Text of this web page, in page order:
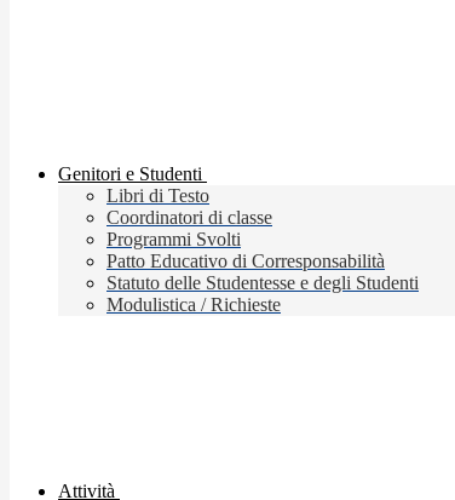
Genitori e Studenti
Libri di Testo
Coordinatori di classe
Programmi Svolti
Patto Educativo di Corresponsabilità
Statuto delle Studentesse e degli Studenti
Modulistica / Richieste
Attività